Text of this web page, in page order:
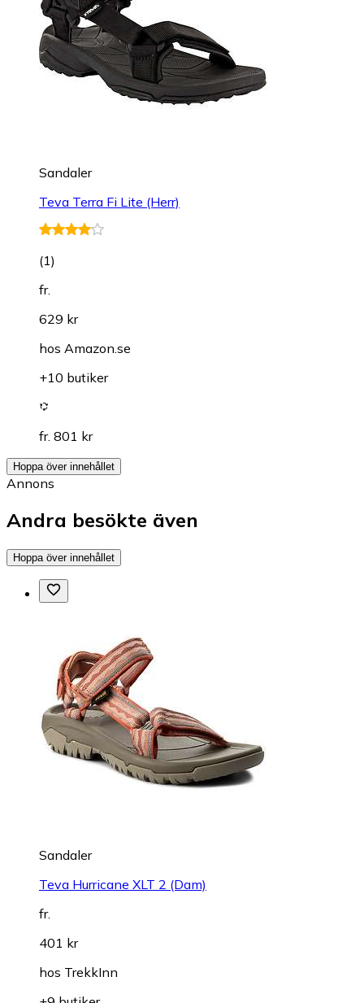
Sandaler
Teva Terra Fi Lite (Herr)
(1)
fr.
629 kr
hos Amazon.se
+10 butiker
fr. 801 kr
Hoppa över innehållet
Annons
Andra besökte även
Hoppa över innehållet
Sandaler
Teva Hurricane XLT 2 (Dam)
fr.
401 kr
hos TrekkInn